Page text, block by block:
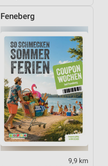
Feneberg
9,9 km